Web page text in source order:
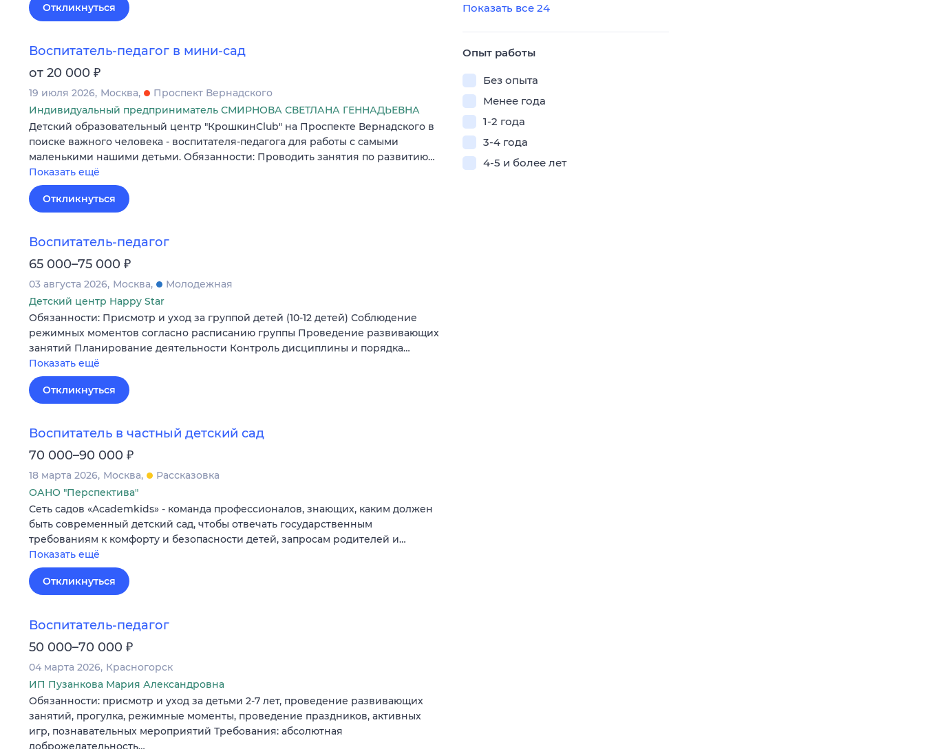
Откликнуться
Воспитатель-педагог в мини-сад
от 20 000 ₽
19 июля 2026 Москва
Проспект Вернадского
Индивидуальный предприниматель СМИРНОВА СВЕТЛАНА ГЕННАДЬЕВНА
Детский образовательный центр "КрошкинClub" на Проспекте Вернадского в
поиске важного человека - воспитателя-педагога для работы с самыми
маленькими нашими детьми. Обязанности: Проводить занятия по развитию…
Показать ещё
Откликнуться
Воспитатель-педагог
65 000–75 000 ₽
03 августа 2026 Москва
Молодежная
Детский центр Happy Star
Обязанности: Присмотр и уход за группой детей (10-12 детей) Соблюдение
режимных моментов согласно расписанию группы Проведение развивающих
занятий Планирование деятельности Контроль дисциплины и порядка…
Показать ещё
Откликнуться
Воспитатель в частный детский сад
70 000–90 000 ₽
18 марта 2026 Москва
Рассказовка
ОАНО "Перспектива"
Сеть садов «Academkids» - команда профессионалов, знающих, каким должен
быть современный детский сад, чтобы отвечать государственным
требованиям к комфорту и безопасности детей, запросам родителей и…
Показать ещё
Откликнуться
Воспитатель-педагог
50 000–70 000 ₽
04 марта 2026 Красногорск
ИП Пузанкова Мария Александровна
Обязанности: присмотр и уход за детьми 2-7 лет, проведение развивающих
занятий, прогулка, режимные моменты, проведение праздников, активных
игр, познавательных мероприятий Требования: абсолютная
доброжелательность…
Показать все 24
Опыт работы
Без опыта
Менее года
1-2 года
3-4 года
4-5 и более лет